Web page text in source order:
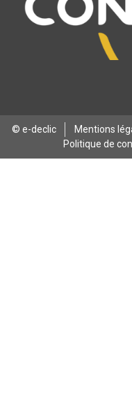
© e-declic Mentions
Politique de